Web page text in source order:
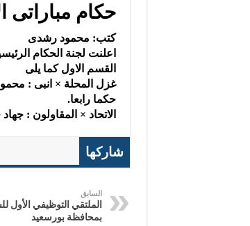
حكام مباراتى
كتب: محمود رشدى
اعلنت لجنة الحكام
القسم الاول كما يلى
غزل المحلة × انبى :
حكما رابعا.
الاتحاد × المقاولون :
شاركها
السابق
الملتقي التوظيفي الأول
بمحافظة بورسعيد